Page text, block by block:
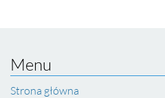
Menu
Strona główna